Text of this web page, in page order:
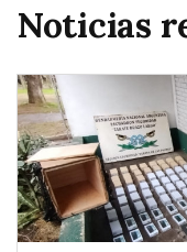
Noticias